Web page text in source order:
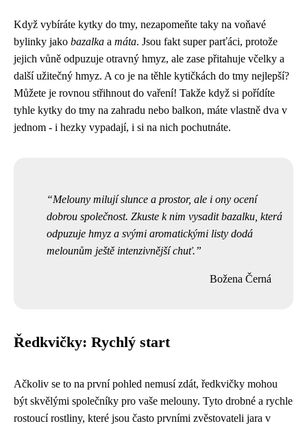
Když vybíráte kytky do tmy, nezapomeňte taky na voňavé
bylinky jako bazalka a máta. Jsou fakt super parťáci, protože
jejich vůně odpuzuje otravný hmyz, ale zase přitahuje včelky a
další užitečný hmyz. A co je na těhle kytičkách do tmy nejlepší?
Můžete je rovnou střihnout do vaření! Takže když si pořídíte
tyhle kytky do tmy na zahradu nebo balkon, máte vlastně dva v
jednom - i hezky vypadají, i si na nich pochutnáte.
Melouny milují slunce a prostor, ale i ony ocení
dobrou společnost. Zkuste k nim vysadit bazalku, která
odpuzuje hmyz a svými aromatickými listy dodá
melounům ještě intenzivnější chuť.
Božena Černá
Ředkvičky: Rychlý start
Ačkoliv se to na první pohled nemusí zdát, ředkvičky mohou
být skvělými společníky pro vaše melouny. Tyto drobné a rychle
rostoucí rostliny, které jsou často prvními zvěstovateli jara v